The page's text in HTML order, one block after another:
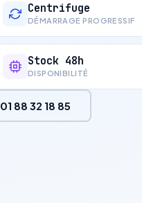
Centrifuge
DÉMARRAGE PROGRESSIF
Stock 48h
DISPONIBILITÉ
01 88 32 18 85